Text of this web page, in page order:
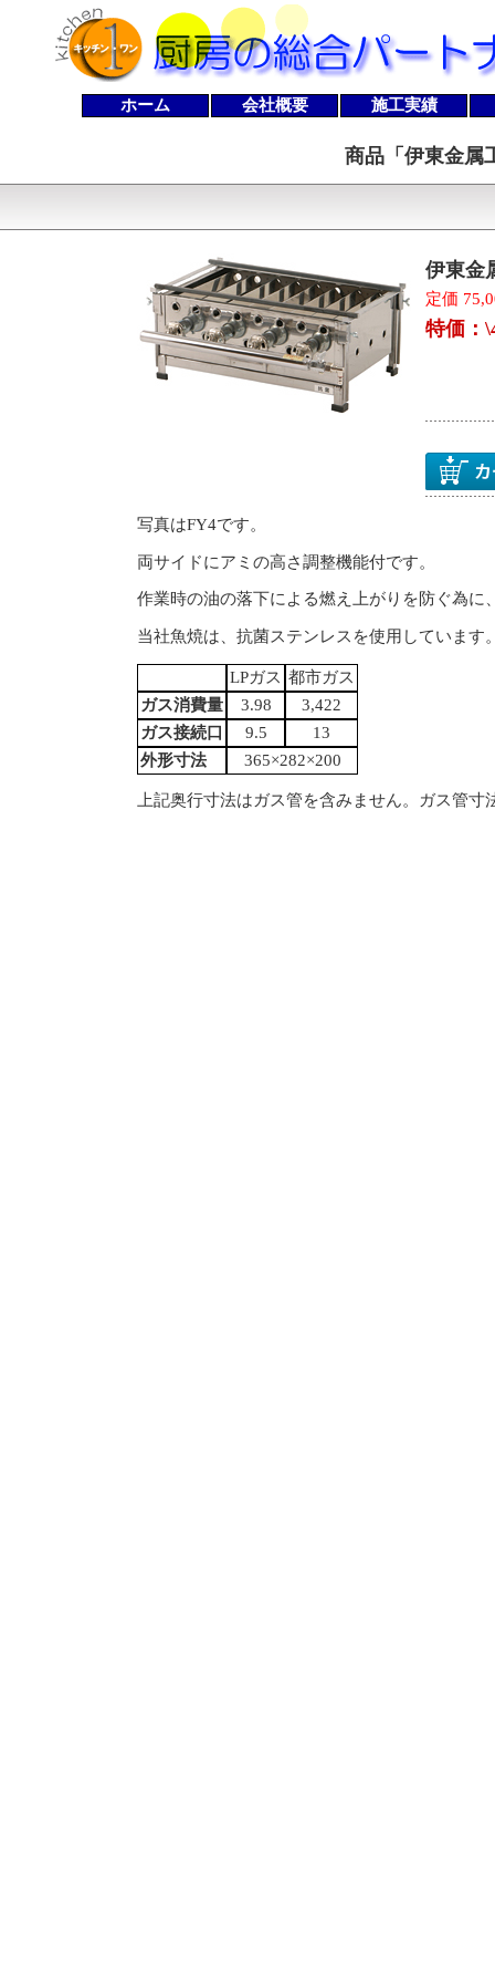
ホーム 会社概要 施工実績
商品「 伊東金
伊東
定価
特価：
写真はFY4です。
両サイドにアミの高さ調整機能付です。
作業時の油の落下による燃え上がりを防ぐ為
当社魚焼は、抗菌ステンレスを使用していま
LPガス 都市ガス
ガス消費量
3.98
3,422
ガス接続口
9.5
13
外形寸法
365×282×200
上記奥行寸法はガス管を含みません。ガス管寸